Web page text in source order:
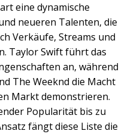
eine dynamische
neueren Talenten, die
Verkäufe, Streams und
Taylor Swift führt das
an, während
The Weeknd die Macht
Markt demonstrieren.
Popularität bis zu
fängt diese Liste die